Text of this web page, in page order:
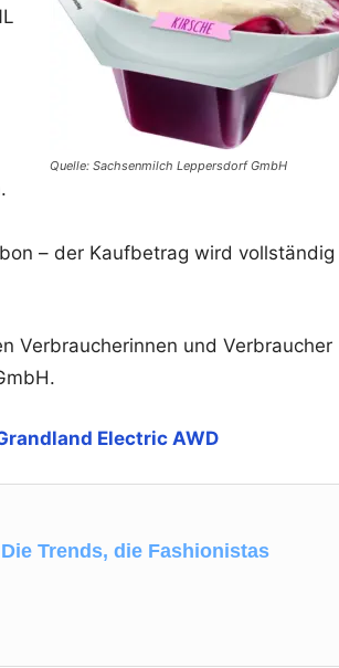
Quelle: Sachsenmilch Leppersdorf GmbH
– der Kaufbetrag wird vollständig
Verbraucherinnen und Verbraucher
Electric AWD
Trends, die Fashionistas